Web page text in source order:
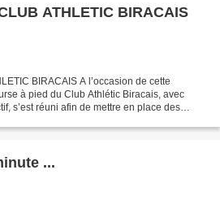
ATHLETIC BIRACAIS
BIRACAIS A l’occasion de cette
à pied du Club Athlétic Biracais, avec
s’est réuni afin de mettre en place des
...